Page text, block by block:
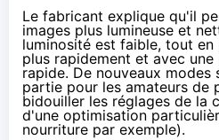
Le fabricant explique qu'il
images plus lumineuse et
luminosité est faible, tout
plus rapidement et avec
rapide. De nouveaux modes
partie pour les amateurs de
bidouiller les réglages de la
d'une optimisation
nourriture par exemple).